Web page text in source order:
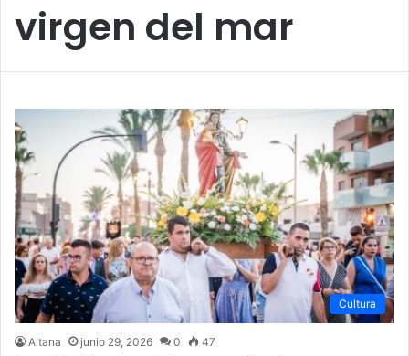
virgen del mar
Cultura
Aitana junio 29, 2026 0 47